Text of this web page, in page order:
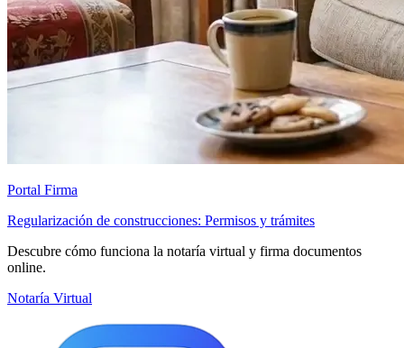
Portal Firma
Regularización de construcciones: Permisos y trámites
Descubre cómo funciona la notaría virtual y firma documentos
online.
Notaría Virtual